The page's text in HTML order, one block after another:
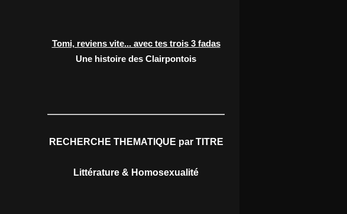
Tomi, reviens vite... avec tes trois 3 fadas
Une histoire des Clairpontois
RECHERCHE THEMATIQUE par TITRE
Littérature & Homosexualité